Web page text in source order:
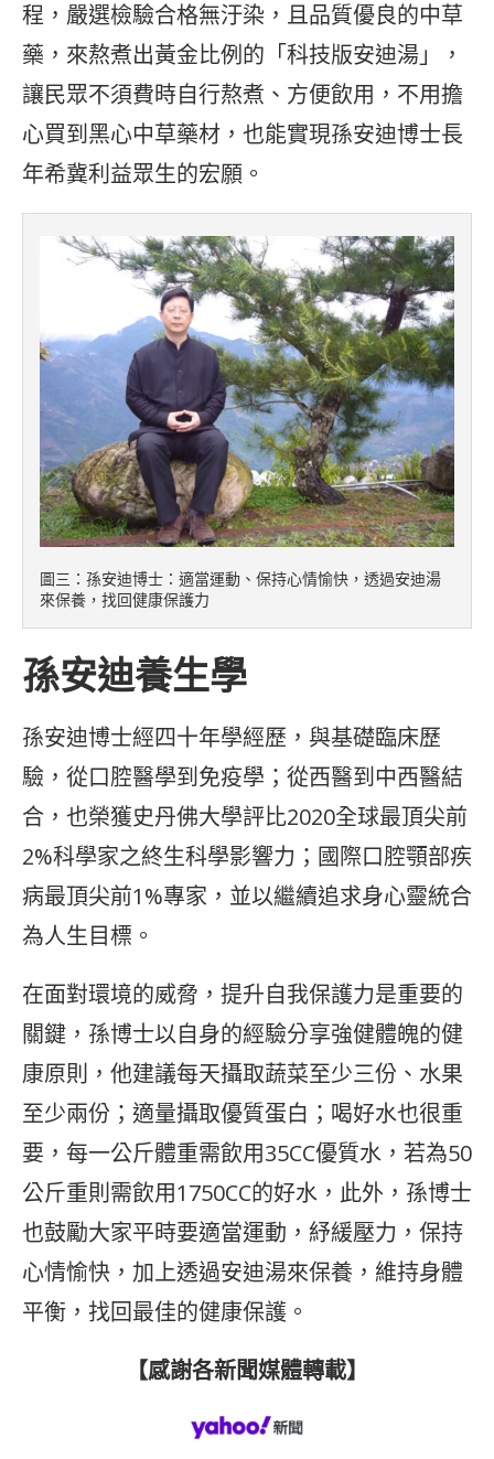
程，嚴選檢驗合格無汙染，且品質優良的中草
藥，來熬煮出黃金比例的「科技版安迪湯」，
讓民眾不須費時自行熬煮、方便飲用，不用擔
心買到黑心中草藥材，也能實現孫安迪博士長
年希冀利益眾生的宏願。
圖三：孫安迪博士：適當運動、保持心情愉快，透過安迪湯
來保養，找回健康保護力
孫安迪養生學
孫安迪博士經四十年學經歷，與基礎臨床歷
驗，從口腔醫學到免疫學；從西醫到中西醫結
合，也榮獲史丹佛大學評比2020全球最頂尖前
2%科學家之終生科學影響力；國際口腔顎部疾
病最頂尖前1%專家，並以繼續追求身心靈統合
為人生目標。
在面對環境的威脅，提升自我保護力是重要的
關鍵，孫博士以自身的經驗分享強健體魄的健
康原則，他建議每天攝取蔬菜至少三份、水果
至少兩份；適量攝取優質蛋白；喝好水也很重
要，每一公斤體重需飲用35CC優質水，若為50
公斤重則需飲用1750CC的好水，此外，孫博士
也鼓勵大家平時要適當運動，紓緩壓力，保持
心情愉快，加上透過安迪湯來保養，維持身體
平衡，找回最佳的健康保護。
【感謝各新聞媒體轉載】